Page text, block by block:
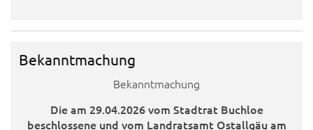
Bekanntmachung
Bekanntmachung
Die am 29.04.2026 vom Stadtrat Buchloe
beschlossene und vom Landratsamt Ostallgäu am